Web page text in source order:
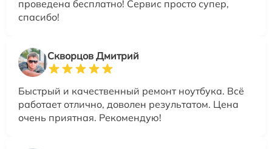
проведена бесплатно! Сервис просто супер,
спасибо!
Скворцов Дмитрий
Быстрый и качественный ремонт ноутбука. Всё
работает отлично, доволен результатом. Цена
очень приятная. Рекомендую!